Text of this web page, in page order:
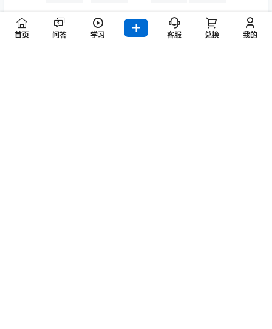
首页 问答 学习 客服 兑换 我的